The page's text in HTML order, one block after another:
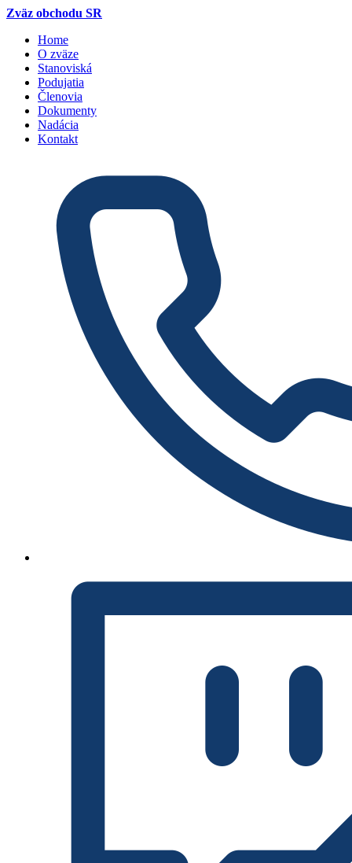
Zväz obchodu SR
Home
O zväze
Stanoviská
Podujatia
Členovia
Dokumenty
Nadácia
Kontakt